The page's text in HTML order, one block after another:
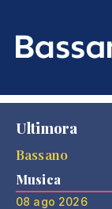
Ultimora
Bassano
Musica
08 ago 2026